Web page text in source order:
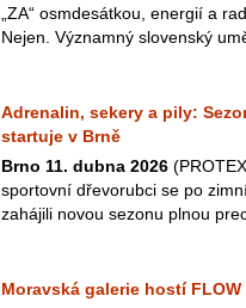
„ZA“ osmdesátkou, energií a
Nejen. Významný slovenský
Adrenalin, sekery a pily:
startuje v Brně
Brno 11. dubna 2026
sportovní dřevorubci se po
zahájili novou sezonu plnou
Moravská galerie hostí FLOW